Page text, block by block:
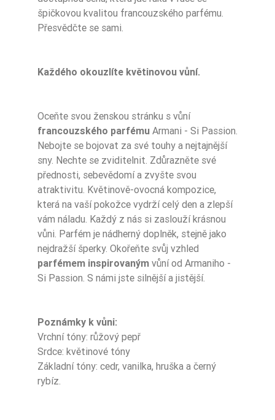
špičkovou kvalitou francouzského parfému.
Přesvědčte se sami.
Každého okouzlíte květinovou vůní.
Oceňte svou ženskou stránku s vůní
francouzského parfému Armani - Si Passion.
Nebojte se bojovat za své touhy a nejtajnější
sny. Nechte se zviditelnit. Zdůrazněte své
přednosti, sebevědomí a zvyšte svou
atraktivitu. Květinově-ovocná kompozice,
která na vaší pokožce vydrží celý den a zlepší
vám náladu. Každý z nás si zaslouží krásnou
vůni. Parfém je nádherný doplněk, stejně jako
nejdražší šperky. Okořeňte svůj vzhled
parfémem inspirovaným vůní od Armaniho -
Si Passion. S námi jste silnější a jistější.
Poznámky k vůni:
Vrchní tóny: růžový pepř
Srdce: květinové tóny
Základní tóny: cedr, vanilka, hruška a černý
rybíz.